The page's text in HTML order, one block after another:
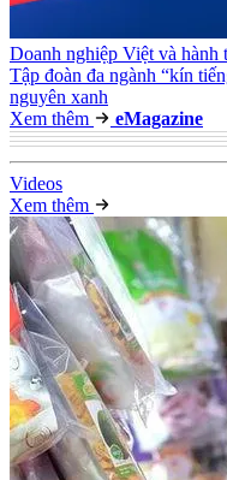
Doanh nghiệp Việt và
Tập đoàn đa ngành “kín
nguyên xanh
Xem thêm
eMagazine
Videos
Xem thêm